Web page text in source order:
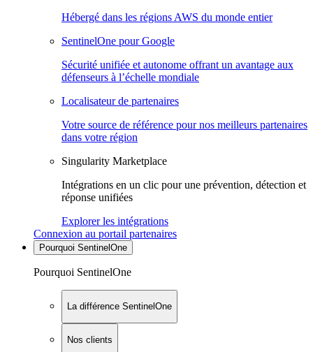
Hébergé dans les régions AWS du monde entier
SentinelOne pour Google
Sécurité unifiée et autonome offrant un avantage aux
défenseurs à l’échelle mondiale
Localisateur de partenaires
Votre source de référence pour nos meilleurs partenaires
dans votre région
Singularity Marketplace
Intégrations en un clic pour une prévention, détection et
réponse unifiées
Explorer les intégrations
Connexion au portail partenaires
Pourquoi SentinelOne
Pourquoi SentinelOne
La différence SentinelOne
Nos clients